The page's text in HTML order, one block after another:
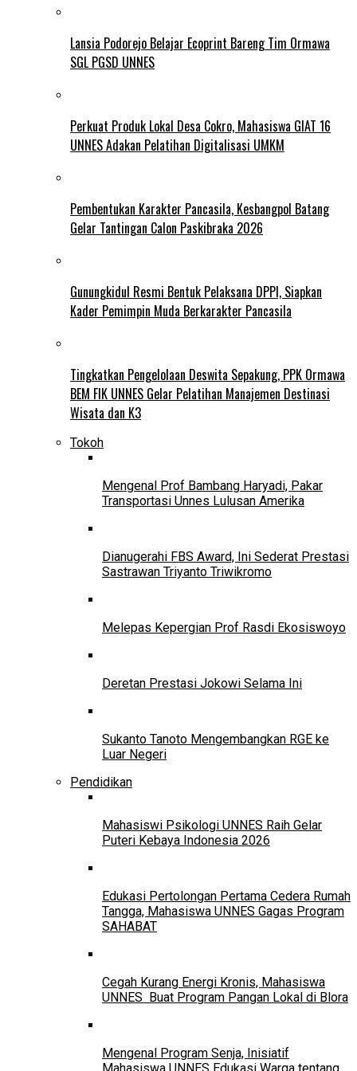
Lansia Podorejo Belajar Ecoprint Bareng Tim Ormawa
SGL PGSD UNNES
Perkuat Produk Lokal Desa Cokro, Mahasiswa GIAT 16
UNNES Adakan Pelatihan Digitalisasi UMKM
Pembentukan Karakter Pancasila, Kesbangpol Batang
Gelar Tantingan Calon Paskibraka 2026
Gunungkidul Resmi Bentuk Pelaksana DPPI, Siapkan
Kader Pemimpin Muda Berkarakter Pancasila
Tingkatkan Pengelolaan Deswita Sepakung, PPK Ormawa
BEM FIK UNNES Gelar Pelatihan Manajemen Destinasi
Wisata dan K3
Tokoh
Mengenal Prof Bambang Haryadi, Pakar
Transportasi Unnes Lulusan Amerika
Dianugerahi FBS Award, Ini Sederat Prestasi
Sastrawan Triyanto Triwikromo
Melepas Kepergian Prof Rasdi Ekosiswoyo
Deretan Prestasi Jokowi Selama Ini
Sukanto Tanoto Mengembangkan RGE ke
Luar Negeri
Pendidikan
Mahasiswi Psikologi UNNES Raih Gelar
Puteri Kebaya Indonesia 2026
Edukasi Pertolongan Pertama Cedera Rumah
Tangga, Mahasiswa UNNES Gagas Program
SAHABAT
Cegah Kurang Energi Kronis, Mahasiswa
UNNES Buat Program Pangan Lokal di Blora
Mengenal Program Senja, Inisiatif